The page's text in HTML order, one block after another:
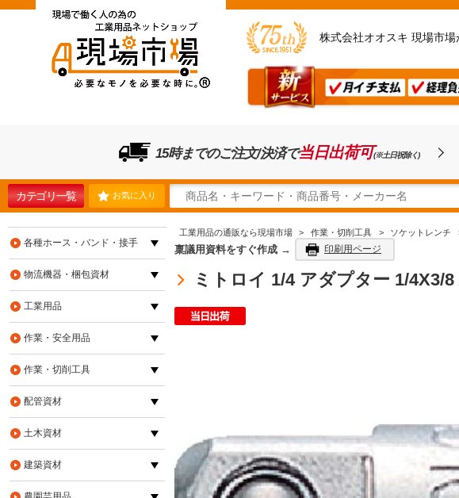
株式会社オオスキ 現場市
15時までのご注文/決済で当日出荷可(※土日祝除く)
カテゴリ一覧 お気に入り
工業用品の通販なら現場市場 > 作業・切削工具 > ソケットレンチ
稟議用資料をすぐ作成 → 印刷用ページ
ミトロイ 1/4 アダプター 1/4X3/8
各種ホース・バンド・接手
物流機器・梱包資材
工業用品
作業・安全用品
作業・切削工具
配管資材
土木資材
建築資材